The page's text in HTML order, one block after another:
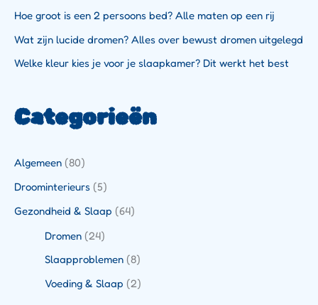
Hoe groot is een 2 persoons bed? Alle maten op een rij
Wat zijn lucide dromen? Alles over bewust dromen uitgelegd
Welke kleur kies je voor je slaapkamer? Dit werkt het best
Categorieën
Algemeen (80)
Droominterieurs (5)
Gezondheid & Slaap (64)
Dromen(24)
Slaapproblemen(8)
Voeding & Slaap (2)